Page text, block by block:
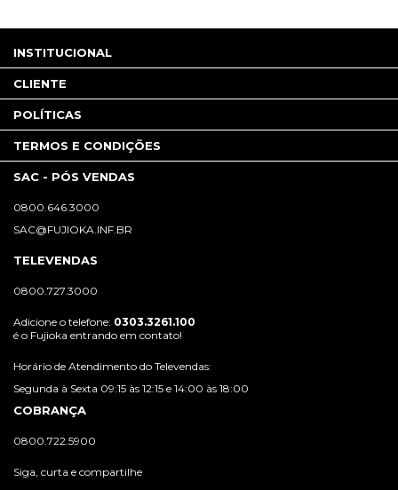
INSTITUCIONAL
CLIENTE
POLÍTICAS
TERMOS E CONDIÇÕES
SAC - PÓS VENDAS
0800.646.3000
SAC@FUJIOKA.INF.BR
TELEVENDAS
0800.727.3000
Adicione o telefone: 0303.3261.100
é o Fujioka entrando em contato!
Horário de Atendimento do Televendas:
Segunda à Sexta 09:15 às 12:15 e 14:00 às 18:00
COBRANÇA
0800.722.5900
Siga, curta e compartilhe